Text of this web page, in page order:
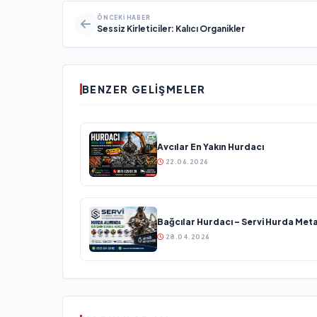
ÖNCEKI HABER
Sessiz Kirleticiler: Kalıcı Organikler
BENZER GELIŞMELER
Avcılar En Yakın Hurdacı
22.06.2026
Bağcılar Hurdacı – Servi Hurda
28.04.2026